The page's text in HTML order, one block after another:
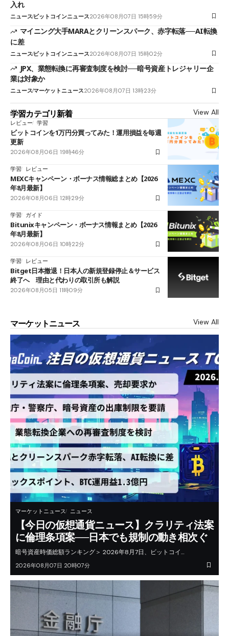
入れ
ニュースビットコインニュース2026年08月07日 15時59分
マイニング大手MARAとクリーンスパーク、赤字転落──AI転換
に差
ニュースビットコインニュース2026年08月07日 15時02分
JPX、業態転換に再審査制度を検討──暗号資産トレジャリー企
業は対象か
ニュースマーケットニュース2026年08月07日 13時23分
学習カテゴリ新着 View All
レビュー 学習
ビットコインを1万円分買ってみた！運用損益を毎週
更新
2026年08月06日 19時46分
学習 レビュー
MEXCキャンペーン・ボーナス情報総まとめ【2026
年8月最新】
2026年08月06日 12時29分
学習 ガイド
Bitunixキャンペーン・ボーナス情報まとめ【2026
年8月最新】
2026年08月06日 10時22分
学習 レビュー
Bitget日本撤退！日本人の新規登録停止＆サービス
終了へ 理由と代わりの取引所も解説
2026年08月05日 11時09分
マーケットニュース View All
マーケットニュース ニュース
【今日の仮想通貨ニュース】クラリティ法案
に倫理条項案──日本でも規制の動き相次ぐ
暗号資産時価総額ランキング＞ 2026年8月7日、ビットコイ…
2026年08月07日 20時07分